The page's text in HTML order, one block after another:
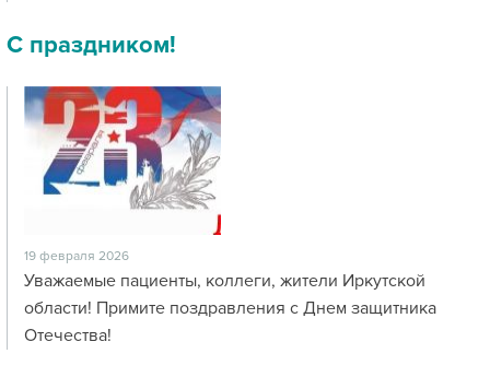
С праздником!
19 февраля 2026
Уважаемые пациенты, коллеги, жители Иркутской
области! Примите поздравления с Днем защитника
Отечества!